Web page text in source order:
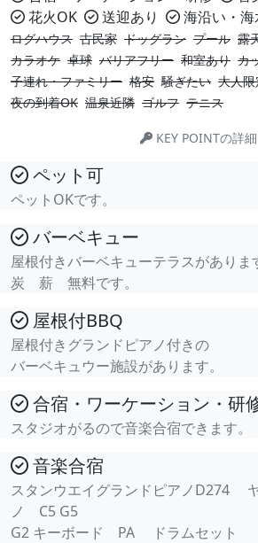
花火OK
送迎あり 海沿い・海
ログハウス 古民家 ドッグラン プール 露
カラオケ 卓球 バリアフリー 和室あり カ
子連れ・ファミリー 格安 騒ぎたい 大人
夜の到着OK 温泉近隣 ゴルフ テニス
KEY POINTの詳細
ペット可
ペットOKです。
バーベキュー
屋根付きバーベキューテラスがありま
炭 薪 無料です。
屋根付BBQ
屋根付きグランドピアノ付きの
バーベキュウー施設があります。
合宿・ワーケーション・研
スタジオがるので音楽合宿できます。
音楽合宿
スタンウエイグランドピアノD274
ノ C5 G5
G2 キーボード PA ドラムセット